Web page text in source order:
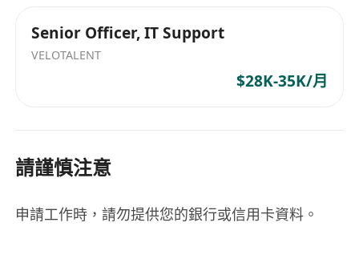
技術概念，並適應與不同年齡層（尤其成年學
員）有效互動；
具備高度責任感與臨場應變力，能依據緊急程度
援；須為香港永久居民；
10:00至下午6:00，辦公室工作模式。
Senior Officer, IT Support
VELOTALENT
$28K-35K/月
請謹慎注意
申請工作時，請勿提供您的銀行或信用卡資料。